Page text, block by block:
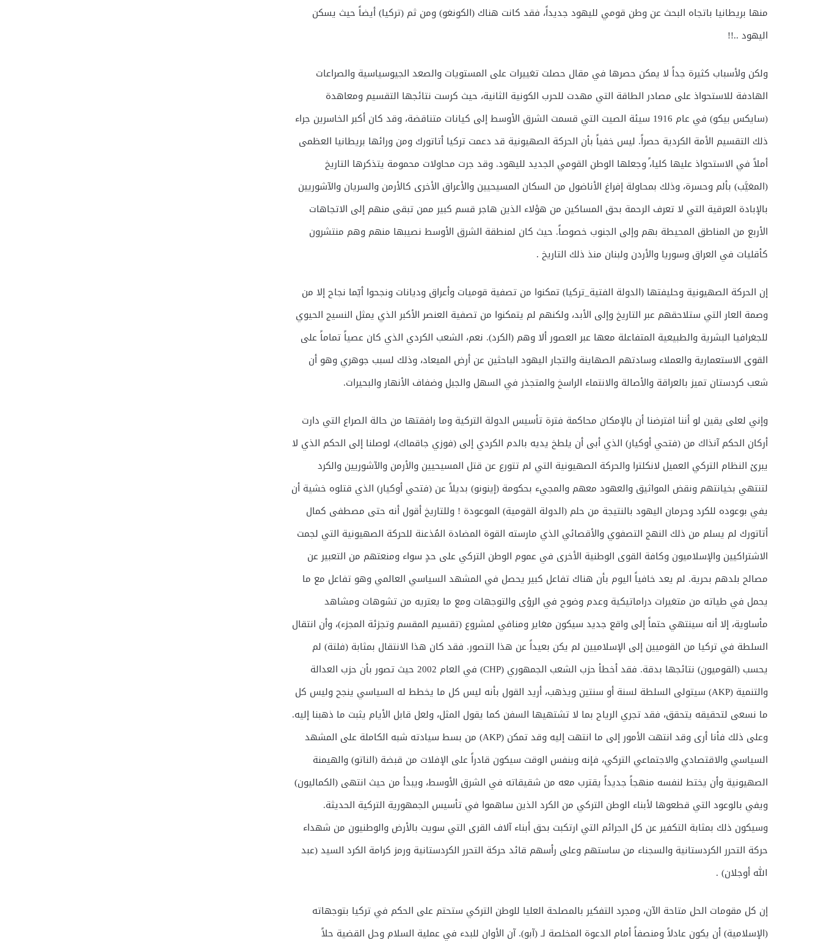
منها بريطانيا باتجاه البحث عن وطن قومي لليهود جديداً، فقد كانت هناك (الكونغو) ومن ثم (تركيا) أيضاً حيث يسكن
اليهود ..!!
ولكن ولأسباب كثيرة جداً لا يمكن حصرها في مقال حصلت تغييرات على المستويات والصعد الجيوسياسية والصراعات
الهادفة للاستحواذ على مصادر الطاقة التي مهدت للحرب الكونية الثانية، حيث كرست نتائجها التقسيم ومعاهدة
(سايكس بيكو) في عام 1916 سيئة الصيت التي قسمت الشرق الأوسط إلى كيانات متناقضة، وقد كان أكبر الخاسرين جراء
ذلك التقسيم الأمة الكردية حصراً. ليس خفياً بأن الحركة الصهيونية قد دعمت تركيا أتاتورك ومن ورائها بريطانيا العظمى
أملاً في الاستحواذ عليها كليا،ً وجعلها الوطن القومي الجديد لليهود. وقد جرت محاولات محمومة يتذكرها التاريخ
(المغيَّب) بألم وحسرة، وذلك بمحاولة إفراغ الأناضول من السكان المسيحيين والأعراق الأخرى كالأرمن والسريان والآشوريين
بالإبادة العرقية التي لا تعرف الرحمة بحق المساكين من هؤلاء الذين هاجر قسم كبير ممن تبقى منهم إلى الاتجاهات
الأربع من المناطق المحيطة بهم وإلى الجنوب خصوصاً. حيث كان لمنطقة الشرق الأوسط نصيبها منهم وهم منتشرون
كأقليات في العراق وسوريا والأردن ولبنان منذ ذلك التاريخ .
إن الحركة الصهيونية وحليفتها (الدولة الفتية_تركيا) تمكنوا من تصفية قوميات وأعراق وديانات ونجحوا أيّما نجاح إلا من
وصمة العار التي ستلاحقهم عبر التاريخ وإلى الأبد، ولكنهم لم يتمكنوا من تصفية العنصر الأكبر الذي يمثل النسيج الحيوي
للجغرافيا البشرية والطبيعية المتفاعلة معها عبر العصور ألا وهم (الكرد). نعم، الشعب الكردي الذي كان عصياً تماماً على
القوى الاستعمارية والعملاء وسادتهم الصهاينة والتجار اليهود الباحثين عن أرض الميعاد، وذلك لسبب جوهري وهو أن
شعب كردستان تميز بالعراقة والأصالة والانتماء الراسخ والمتجذر في السهل والجبل وضفاف الأنهار والبحيرات.
وإني لعلى يقين لو أننا افترضنا أن بالإمكان محاكمة فترة تأسيس الدولة التركية وما رافقتها من حالة الصراع التي دارت
أركان الحكم آنذاك من (فتحي أوكيار) الذي أبى أن يلطخ يديه بالدم الكردي إلى (فوزي جاقماك)، لوصلنا إلى الحكم الذي لا
يبرئ النظام التركي العميل لانكلترا والحركة الصهيونية التي لم تتورع عن قتل المسيحيين والأرمن والآشوريين والكرد
لتنتهي بخيانتهم ونقض المواثيق والعهود معهم والمجيء بحكومة (إينونو) بديلاً عن (فتحي أوكيار) الذي قتلوه خشية أن
يفي بوعوده للكرد وحرمان اليهود بالنتيجة من حلم (الدولة القومية) الموعودة ! وللتاريخ أقول أنه حتى مصطفى كمال
أتاتورك لم يسلم من ذلك النهج التصفوي والأقصائي الذي مارسته القوة المضادة المُذعنة للحركة الصهيونية التي لجمت
الاشتراكيين والإسلاميون وكافة القوى الوطنية الأخرى في عموم الوطن التركي على حدٍ سواء ومنعتهم من التعبير عن
مصالح بلدهم بحرية. لم يعد خافياً اليوم بأن هناك تفاعل كبير يحصل في المشهد السياسي العالمي وهو تفاعل مع ما
يحمل في طياته من متغيرات دراماتيكية وعدم وضوح في الرؤى والتوجهات ومع ما يعتريه من تشوهات ومشاهد
مأساوية، إلا أنه سينتهي حتماً إلى واقع جديد سيكون مغاير ومنافي لمشروع (تقسيم المقسم وتجزئة المجزء)، وأن انتقال
السلطة في تركيا من القوميين إلى الإسلاميين لم يكن بعيداً عن هذا التصور. فقد كان هذا الانتقال بمثابة (فلتة) لم
يحسب (القوميون) نتائجها بدقة. فقد أخطأ حزب الشعب الجمهوري (CHP) في العام 2002 حيث تصور بأن حزب العدالة
والتنمية (AKP) سيتولى السلطة لسنة أو سنتين ويذهب، أريد القول بأنه ليس كل ما يخطط له السياسي ينجح وليس كل
ما نسعى لتحقيقه يتحقق، فقد تجري الرياح بما لا تشتهيها السفن كما يقول المثل، ولعل قابل الأيام يثبت ما ذهبنا إليه.
وعلى ذلك فأنا أرى وقد انتهت الأمور إلى ما انتهت إليه وقد تمكن (AKP) من بسط سيادته شبه الكاملة على المشهد
السياسي والاقتصادي والاجتماعي التركي، فإنه وبنفس الوقت سيكون قادراً على الإفلات من قبضة (الناتو) والهيمنة
الصهيونية وأن يختط لنفسه منهجاً جديداً يقترب معه من شقيقاته في الشرق الأوسط، ويبدأ من حيث انتهى (الكماليون)
ويفي بالوعود التي قطعوها لأبناء الوطن التركي من الكرد الذين ساهموا في تأسيس الجمهورية التركية الحديثة.
وسيكون ذلك بمثابة التكفير عن كل الجرائم التي ارتكبت بحق أبناء آلاف القرى التي سويت بالأرض والوطنيون من شهداء
حركة التحرر الكردستانية والسجناء من ساستهم وعلى رأسهم قائد حركة التحرر الكردستانية ورمز كرامة الكرد السيد (عبد
الله أوجلان) .
إن كل مقومات الحل متاحة الآن، ومجرد التفكير بالمصلحة العليا للوطن التركي ستحتم على الحكم في تركيا بتوجهاته
(الإسلامية) أن يكون عادلاً ومنصفاً أمام الدعوة المخلصة لـ (آبو). آن الأوان للبدء في عملية السلام وحل القضية حلاً